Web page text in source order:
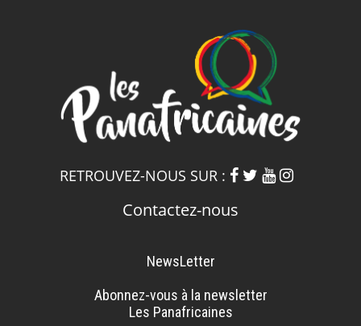
RETROUVEZ-NOUS SUR :
Contactez-nous
NewsLetter
Abonnez-vous à la newsletter
Les Panafricaines